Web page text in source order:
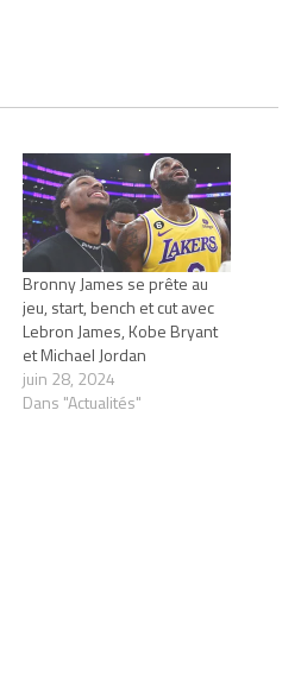
Bronny James se prête au
jeu, start, bench et cut avec
Lebron James, Kobe Bryant
et Michael Jordan
juin 28, 2024
Dans "Actualités"